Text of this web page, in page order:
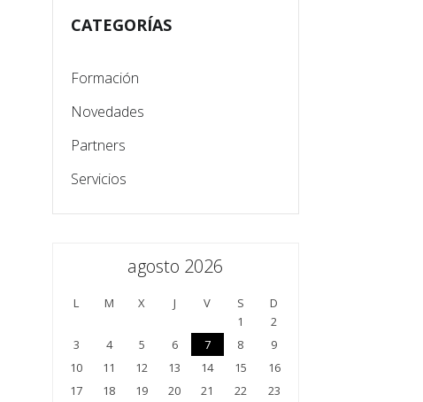
CATEGORÍAS
Formación
Novedades
Partners
Servicios
agosto 2026
L M X J V S
D
1
2
3
4 5 6 7 8
9
10
11 12 13 14 15
16
17
18 19 20 21 22
23